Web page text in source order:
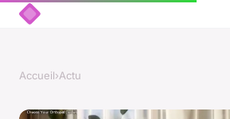
Accueil›Actu